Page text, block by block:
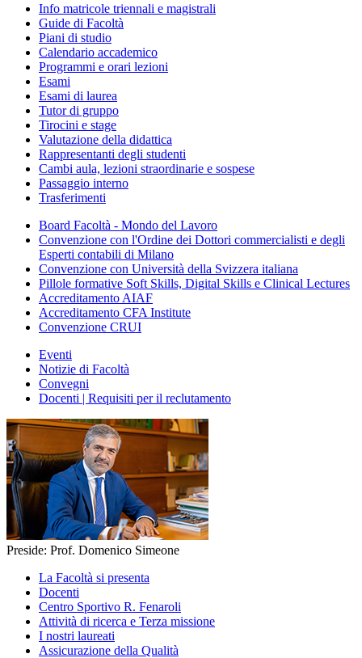
Info matricole triennali e magistrali
Guide di Facoltà
Piani di studio
Calendario accademico
Programmi e orari lezioni
Esami
Esami di laurea
Tutor di gruppo
Tirocini e stage
Valutazione della didattica
Rappresentanti degli studenti
Cambi aula, lezioni straordinarie e sospese
Passaggio interno
Trasferimenti
Board Facoltà - Mondo del Lavoro
Convenzione con l'Ordine dei Dottori commercialisti e degli
Esperti contabili di Milano
Convenzione con Università della Svizzera italiana
Pillole formative Soft Skills, Digital Skills e Clinical Lectures
Accreditamento AIAF
Accreditamento CFA Institute
Convenzione CRUI
Eventi
Notizie di Facoltà
Convegni
Docenti | Requisiti per il reclutamento
Preside: Prof. Domenico Simeone
La Facoltà si presenta
Docenti
Centro Sportivo R. Fenaroli
Attività di ricerca e Terza missione
I nostri laureati
Assicurazione della Qualità